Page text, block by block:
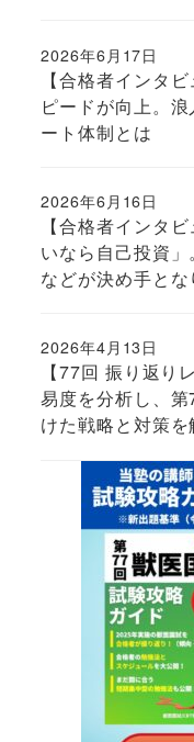
【合格者インタ
ピードが向上。
ート体制とは
投稿日
2026年6月17日
【合格者インタ
いなら自己投資
などが決め手とな
投稿日
2026年6月16日
【77回 振り返り
易度を分析し、
けた戦略と対策を
投稿日
2026年4月13日